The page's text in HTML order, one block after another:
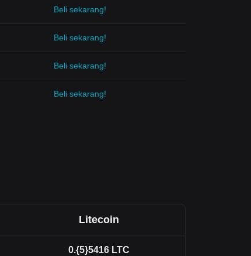
Beli sekarang!
Beli sekarang!
Beli sekarang!
Beli sekarang!
Litecoin
0.{5}5416 LTC